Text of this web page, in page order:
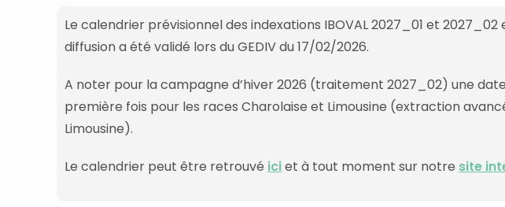
Le calendrier prévisionnel des indexations IBOVAL 2027_01 et
diffusion a été validé lors du GEDIV du 17/02/2026.
A noter pour la campagne d’hiver 2026 (traitement 2027_02) une
première fois pour les races Charolaise et Limousine (extraction
Limousine).
Le calendrier peut être retrouvé iciet à tout moment sur notre site